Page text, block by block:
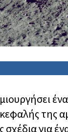
της
για